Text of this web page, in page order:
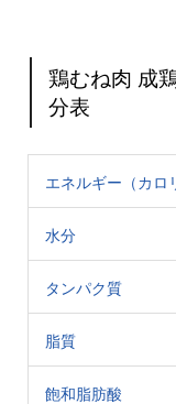
鶏むね肉 成
分表
エネルギー（カロ
水分
タンパク質
脂質
飽和脂肪酸